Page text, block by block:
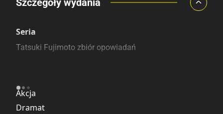
Porównaj ceny
Szczegóły wydania
Seria
Tatsuki Fujimoto zbiór opowiadań
Akcja
Dramat